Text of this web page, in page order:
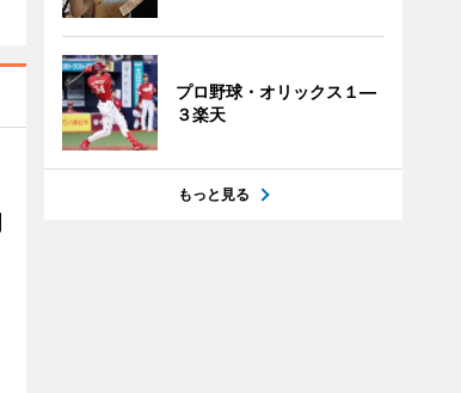
プロ野球・オリックス１―
３楽天
もっと見る